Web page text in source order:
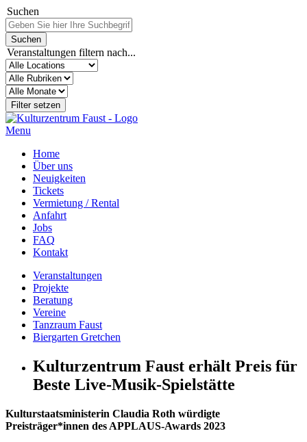
Suchen
Veranstaltungen filtern nach...
Menu
Home
Über uns
Neuigkeiten
Tickets
Vermietung / Rental
Anfahrt
Jobs
FAQ
Kontakt
Veranstaltungen
Projekte
Beratung
Vereine
Tanzraum Faust
Biergarten Gretchen
Kulturzentrum Faust erhält Preis für
Beste Live-Musik-Spielstätte
Kulturstaatsministerin Claudia Roth würdigte
Preisträger*innen des APPLAUS-Awards 2023